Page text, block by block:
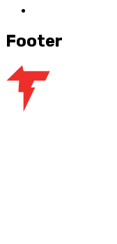
Footer